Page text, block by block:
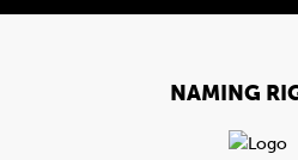
NAMING